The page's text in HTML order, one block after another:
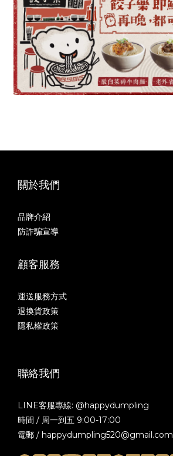
關於我們
品牌介紹
防詐騙宣導
顧客服務
運送服務方式
退換貨政策
隱私權政策
聯絡我們
LINE客服專線: @happydumpling
時間 / 周一到五 9:00-17:00
電郵 / happydumpling520@gmail.com